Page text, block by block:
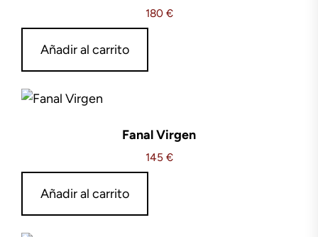
180 €
Añadir al carrito
Fanal Virgen
145 €
Añadir al carrito